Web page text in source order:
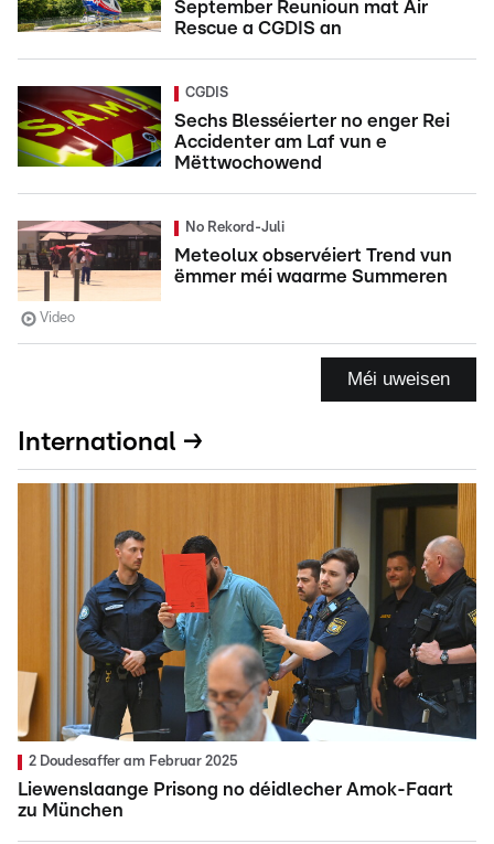
September Reunioun mat Air
Rescue a CGDIS an
CGDIS
Sechs Blesséierter no enger Rei
Accidenter am Laf vun e
Mëttwochowend
No Rekord-Juli
Meteolux observéiert Trend vun
ëmmer méi waarme Summeren
Video
Méi uweisen
International →
2 Doudesaffer am Februar 2025
Liewenslaange Prisong no déidlecher Amok-Faart
zu München